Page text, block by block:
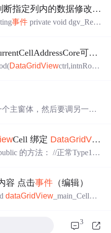
指定列内的数据修改行的背景色
事件 private void dgv_Resu
可重入
DataGridViewctrl,intnRow,i
主窗体，然后要调另一个
本身的双击事件进
码如下 private void
Cell 绑定 DataGridView
容 点击事件 （编辑）
dataGridView _main_CellCo
3